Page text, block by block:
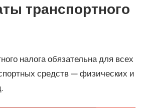
транспортного
налога обязательна для всех
средств — физических и